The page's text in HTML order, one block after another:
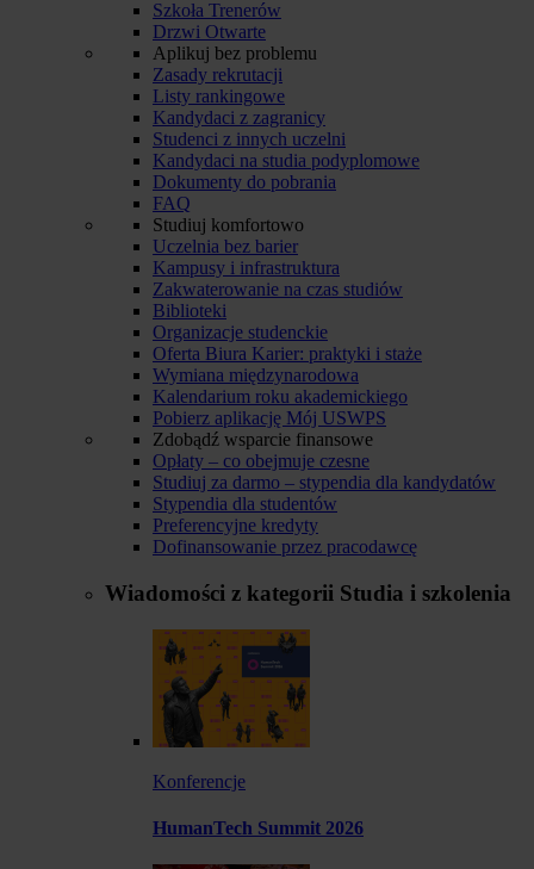
Szkoła Trenerów
Drzwi Otwarte
Aplikuj bez problemu
Zasady rekrutacji
Listy rankingowe
Kandydaci z zagranicy
Studenci z innych uczelni
Kandydaci na studia podyplomowe
Dokumenty do pobrania
FAQ
Studiuj komfortowo
Uczelnia bez barier
Kampusy i infrastruktura
Zakwaterowanie na czas studiów
Biblioteki
Organizacje studenckie
Oferta Biura Karier: praktyki i staże
Wymiana międzynarodowa
Kalendarium roku akademickiego
Pobierz aplikację Mój USWPS
Zdobądź wsparcie finansowe
Opłaty – co obejmuje czesne
Studiuj za darmo – stypendia dla kandydatów
Stypendia dla studentów
Preferencyjne kredyty
Dofinansowanie przez pracodawcę
Wiadomości z kategorii Studia i szkolenia
Konferencje
HumanTech Summit 2026